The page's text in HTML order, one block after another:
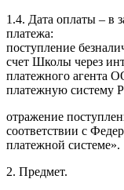
1.4. Дата оплаты – в
платежа:
поступление
счет Школы через
платежного агента
платежную систему
отражение
соответствии с
платежной системе».
2. Предмет.